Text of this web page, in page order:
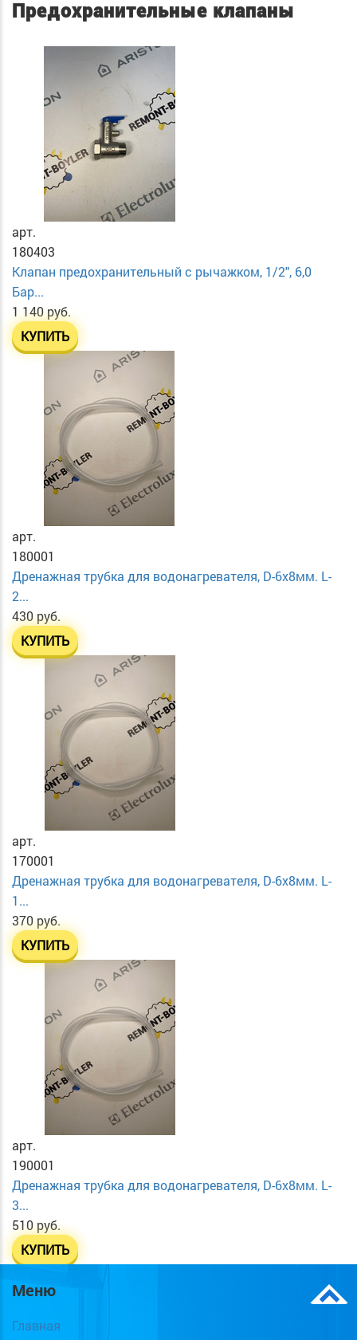
Предохранительные клапаны
арт.
180403
Клапан предохранительный с рычажком, 1/2", 6,0
Бар...
1 140 руб.
КУПИТЬ
арт.
180001
Дренажная трубка для водонагревателя, D-6х8мм. L-
2...
430 руб.
КУПИТЬ
арт.
170001
Дренажная трубка для водонагревателя, D-6х8мм. L-
1...
370 руб.
КУПИТЬ
арт.
190001
Дренажная трубка для водонагревателя, D-6х8мм. L-
3...
510 руб.
КУПИТЬ
Меню
Главная